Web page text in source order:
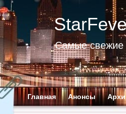
Самые свежие
Главная Анонсы